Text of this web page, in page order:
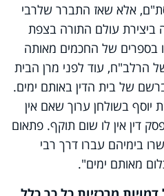
אלא שאז התברר שלרבי
ביצירת עולם התורה בצפת
בספרים של החכמים מאותה
הרלב"ח, עוד לפני מרן הבית
של בית הדין באותם ימים.
בשולחן ערוך שאם אין
דין אין לו שום תוקף. פתאום
בימיהם עברו דרך רבי
מאותם ימים".